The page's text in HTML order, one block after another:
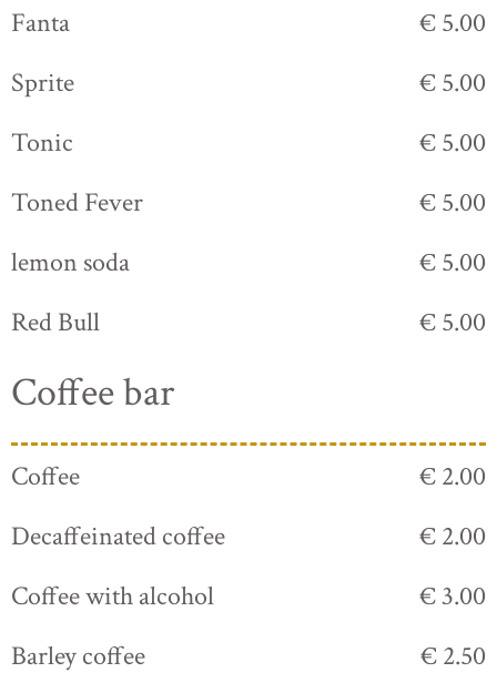
Fanta
€ 5.00
Sprite
€ 5.00
Tonic
€ 5.00
Toned Fever
€ 5.00
lemon soda
€ 5.00
Red Bull
€ 5.00
Coffee bar
Coffee
€ 2.00
Decaffeinated coffee
€ 2.00
Coffee with alcohol
€ 3.00
Barley coffee
€ 2.50